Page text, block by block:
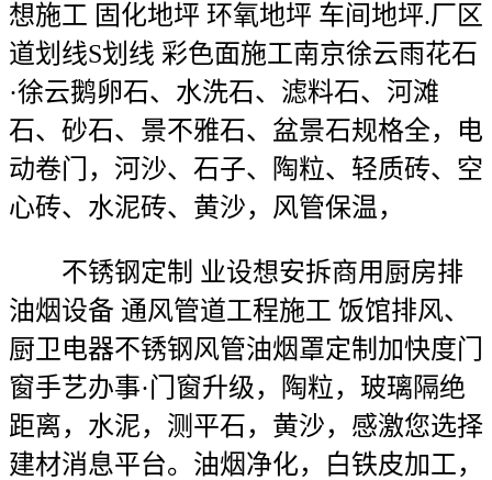
想施工 固化地坪 环氧地坪 车间地坪.厂区
道划线S划线 彩色面施工南京徐云雨花石
·徐云鹅卵石、水洗石、滤料石、河滩
石、砂石、景不雅石、盆景石规格全，电
动卷门，河沙、石子、陶粒、轻质砖、空
心砖、水泥砖、黄沙，风管保温，
不锈钢定制 业设想安拆商用厨房排
油烟设备 通风管道工程施工 饭馆排风、
厨卫电器不锈钢风管油烟罩定制加快度门
窗手艺办事·门窗升级，陶粒，玻璃隔绝
距离，水泥，测平石，黄沙，感激您选择
建材消息平台。油烟净化，白铁皮加工，